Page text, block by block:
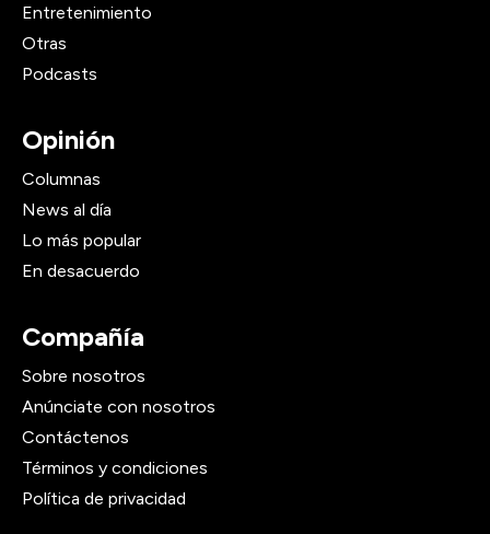
Entretenimiento
Otras
Podcasts
Opinión
Columnas
News al día
Lo más popular
En desacuerdo
Compañía
Sobre nosotros
Anúnciate con nosotros
Contáctenos
Términos y condiciones
Política de privacidad